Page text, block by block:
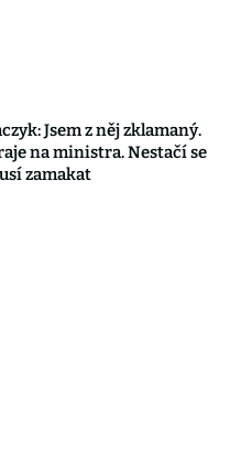
Jsem z něj zklamaný.
na ministra. Nestačí se
zamakat